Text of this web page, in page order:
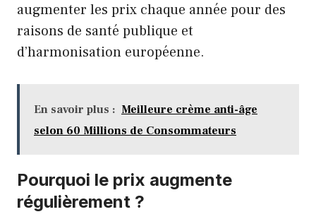
augmenter les prix chaque année pour des
raisons de santé publique et
d’harmonisation européenne.
En savoir plus : Meilleure crème anti-âge
selon 60 Millions de Consommateurs
Pourquoi le prix augmente
régulièrement ?